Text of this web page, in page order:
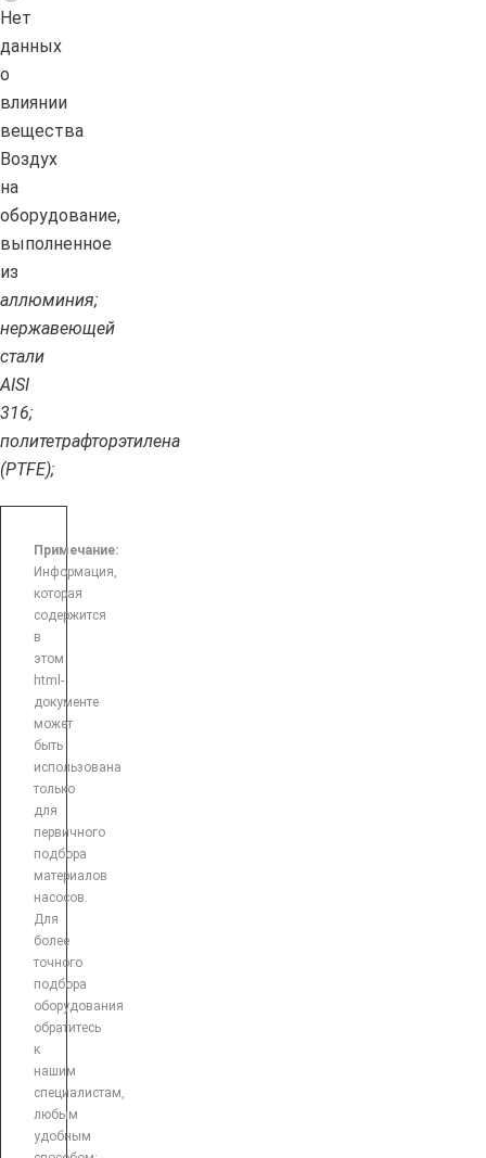
Нет
данных
о
влиянии
вещества
Воздух
на
оборудование,
выполненное
из
аллюминия;
нержавеющей
стали
AISI
316;
политетрафторэтилена
(PTFE);
Примечание:
Информация,
которая
содержится
в
этом
html-
документе
может
быть
использована
только
для
первичного
подбора
материалов
насосов.
Для
более
точного
подбора
оборудования
обратитесь
к
нашим
специалистам,
любым
удобным